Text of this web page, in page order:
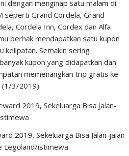
dengan menginap satu malam di
seperti Grand Cordela, Grand
Cordela Inn, Cordex dan Alfa
berhak mendapatkan satu kupon
kelipatan. Semakin sering
kupon yang didapatkan dan
memenangkan trip gratis ke
(1/3/2019).
2019, Sekeluarga Bisa Jalan-jalan
Legoland/istimewa